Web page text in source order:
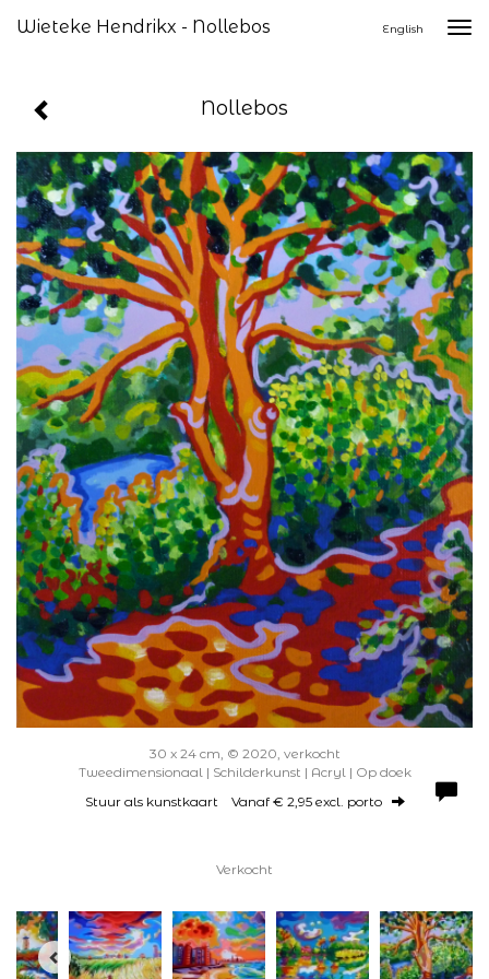
Wieteke Hendrikx - Nollebos English
Nollebos
30 x 24 cm, © 2020, verkocht
Tweedimensionaal | Schilderkunst | Acryl | Op doek
Stuur als kunstkaart Vanaf € 2,95 excl. porto
Verkocht